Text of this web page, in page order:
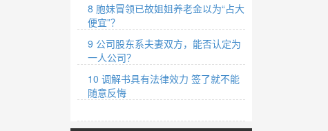
8 胞妹冒领已故姐姐养老金以为“占大
便宜”？
9 公司股东系夫妻双方，能否认定为
一人公司？
10 调解书具有法律效力 签了就不能
随意反悔